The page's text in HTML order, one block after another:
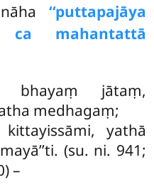
‘‘puttapajāya
ca mahantattā
bhayaṃ jātaṃ,
medhagaṃ;
kittayissāmi, yathā
(su. ni. 941;
–